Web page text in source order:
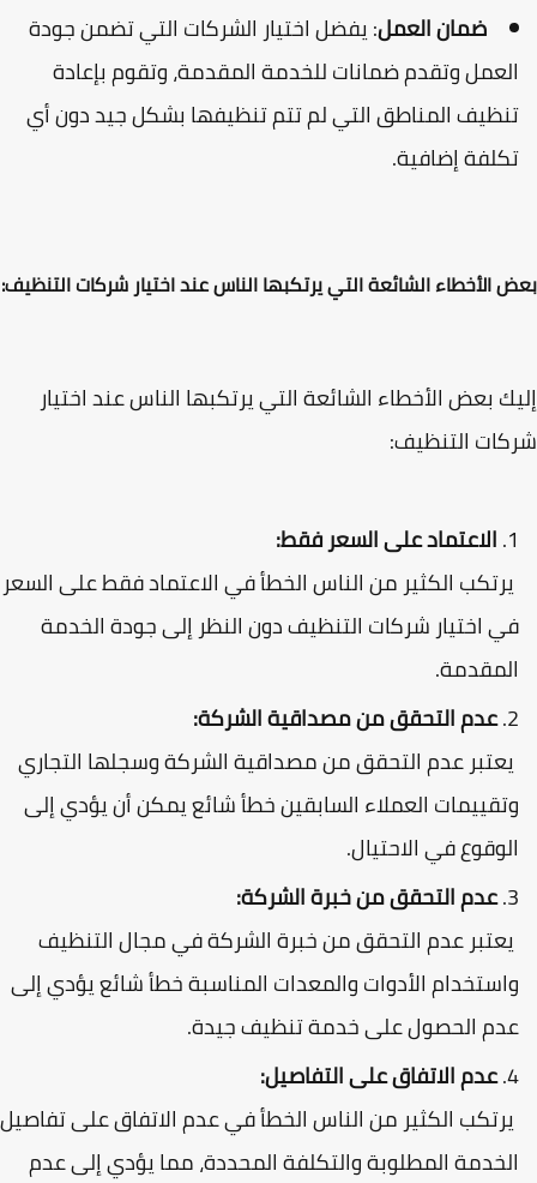
ضمان العمل: يفضل اختيار الشركات التي تضمن جودة
وتقدم ضمانات للخدمة المقدمة، وتقوم بإعادة
المناطق التي لم تتم تنظيفها بشكل جيد دون أي
إضافية.
الأخطاء الشائعة التي يرتكبها الناس عند اختيار شركات التنظيف:
بعض الأخطاء الشائعة التي يرتكبها الناس عند اختيار
التنظيف:
الاعتماد على السعر فقط:
الكثير من الناس الخطأ في الاعتماد فقط على السعر
اختيار شركات التنظيف دون النظر إلى جودة الخدمة
عدم التحقق من مصداقية الشركة:
عدم التحقق من مصداقية الشركة وسجلها التجاري
العملاء السابقين خطأ شائع يمكن أن يؤدي إلى
في الاحتيال.
عدم التحقق من خبرة الشركة:
عدم التحقق من خبرة الشركة في مجال التنظيف
الأدوات والمعدات المناسبة خطأ شائع يؤدي إلى
الحصول على خدمة تنظيف جيدة.
عدم الاتفاق على التفاصيل:
الكثير من الناس الخطأ في عدم الاتفاق على تفاصيل
المطلوبة والتكلفة المحددة، مما يؤدي إلى عدم